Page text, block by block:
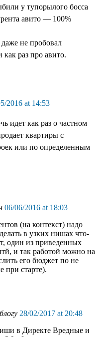
у тупорылого босса
авито — 100%
даже не пробовал
как раз про авито.
2016 at 14:53
идет как раз о частном
квартиры с
или по определенным
06/06/2016 at 18:03
(на контекст) надо
в узких нишах что-
один из приведенных
и так работой можно на
его бюджет по не
при старте).
28/02/2017 at 20:48
в Директе Вредные и